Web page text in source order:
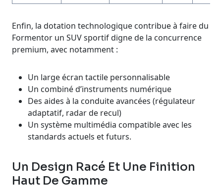
Enfin, la dotation technologique contribue à faire du
Formentor un SUV sportif digne de la concurrence
premium, avec notamment :
Un large écran tactile personnalisable
Un combiné d’instruments numérique
Des aides à la conduite avancées (régulateur
adaptatif, radar de recul)
Un système multimédia compatible avec les
standards actuels et futurs.
Un Design Racé Et Une Finition
Haut De Gamme